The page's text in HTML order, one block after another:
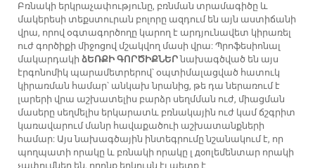
Բռնակի երկրաչափությունը, բռնման տրամագիծը և
մակերեսի տեքստուրան բոլորը ազդում են այն աստիճանի
վրա, որով օգտագործողը կարող է արդյունավետ կիրառել
ուժ գործիքի միջոցով մշակվող մասի վրա: Պրոֆեսիոնալ
մակարդակի ձԵՌՔԻ ԳՈՐԾԻՔՆԵՐնախագծված են այս
էրգոնոմիկ պարամետրերով՝ օպտիմալացված հատուկ
կիրառման համար՝ անկախ նրանից, թե դա ներառում է
լարերի վրա աշխատելիս բարձր սեղմման ուժ, միացման
մասերը սեղմելիս երկարատև բռնակային ուժ կամ ճշգրիտ
կառավարում մանր հավաքածուի աշխատանքների
համար: Այս նախագծային ինտեգրումը նշանակում է, որ
պողպատի որակը և բռնակի որակը լ допլեմենտար որակի
չափումներ են, որոնք երկուսն էլ պետք է